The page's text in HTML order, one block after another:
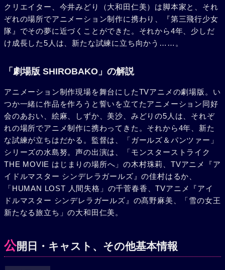
クリエイター、今井みどり（大和田仁美）は脚本家と、それ
ぞれの場所でアニメーション制作に携わり、『第三飛行少女
隊』でその夢に近づくことができた。それから4年、少しだ
け成長した5人は、新たな試練に立ち向かう……。
「劇場版 SHIROBAKO」の解説
アニメーション制作現場を舞台にしたTVアニメの劇場版。い
つか一緒に作品を作ろうと誓いを立てたアニメーション同好
会のあおい、絵麻、しずか、美沙、みどりの5人は、それぞ
れの場所でアニメ制作に携わってきた。それから4年、新た
な試練が立ちはだかる。監督は、「ガールズ＆パンツァー」
シリーズの水島努。声の出演は、「モンスターストライク
THE MOVIE はじまりの場所へ」の木村珠莉、TVアニメ『ア
イドルマスター シンデレラガールズ』の佳村はるか、
「HUMAN LOST 人間失格」の千菅春香、TVアニメ『アイ
ドルマスター シンデレラガールズ』の髙野麻美、「雪の女王
新たなる旅立ち」の大和田仁美。
公開日・キャスト、その他基本情報